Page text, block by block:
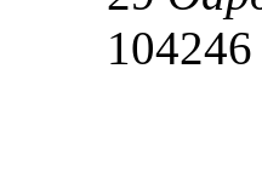
104246